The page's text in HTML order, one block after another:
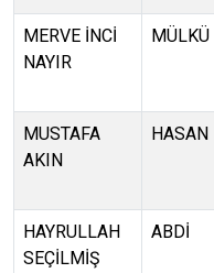
MERVE İNCİ
NAYIR
MÜLKÜ
MUSTAFA
AKIN
HASAN
HAYRULLAH
SEÇİLMİŞ
ABDİ